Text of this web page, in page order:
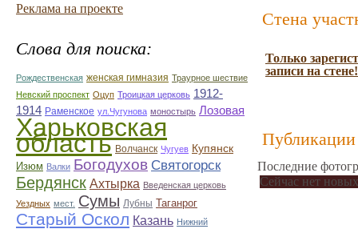
Реклама на проекте
Слова для поиска:
Рождественская женская гимназия Траурное шествие
Невский проспект Оцуп Троицкая церковь 1912-
1914 Раменское ул.Чугунова моностырь Лозовая
Харьковская
область Волчанск Чугуев Купянск
Изюм Валки Богодухов Святогорск
Бердянск Ахтырка Введенская церковь
Уездных мест. Сумы Лубны Таганрог
Старый Оскол Казань Нижний
Стена
Только
записи на стене!
Публикации
Последние
Сейчас нет